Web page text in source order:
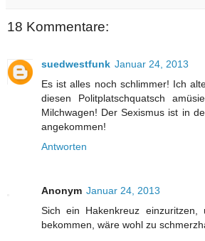
18 Kommentare:
suedwestfunk Januar 24, 2013
Es ist alles noch schlimmer! Ich
diesen Politplatschquatsch
Milchwagen! Der Sexismus ist in
angekommen!
Antworten
Anonym Januar 24, 2013
Sich ein Hakenkreuz einzuritzen,
bekommen, wäre wohl zu